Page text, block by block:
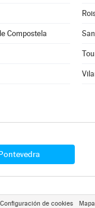
Compostela
Configuración de cookies Mapa